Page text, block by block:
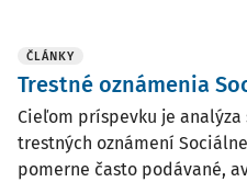
ČLÁNKY
Trestné oznámenia
Cieľom príspevku je
trestných oznámení
pomerne často podávané,